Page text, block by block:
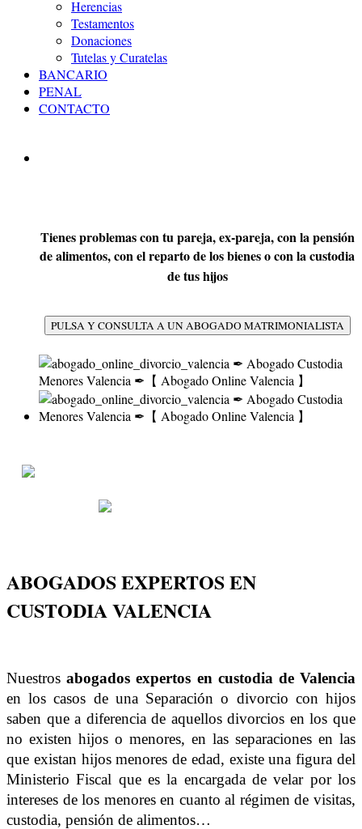
Herencias
Testamentos
Donaciones
Tutelas y Curatelas
BANCARIO
PENAL
CONTACTO
Tienes problemas con tu pareja, ex-pareja, con la pensión
de alimentos, con el reparto de los bienes o con la custodia
de tus hijos
PULSA Y CONSULTA A UN ABOGADO MATRIMONIALISTA
ABOGADOS EXPERTOS EN
CUSTODIA VALENCIA
Nuestrosabogados expertos en custodia de Valencia
en los casos de una Separación o divorcio con hijos
saben que a diferencia de aquellos divorcios en los que
no existen hijos o menores, en las separaciones en las
que existan hijos menores de edad, existe una figura del
Ministerio Fiscal que es la encargada de velar por los
intereses de los menores en cuanto al régimen de visitas,
custodia, pensión de alimentos…